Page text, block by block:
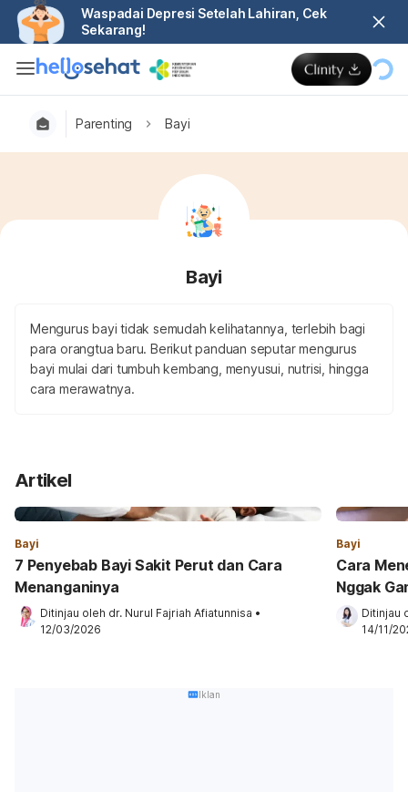
Waspadai Depresi Setelah Lahiran, Cek
Sekarang!
Parenting Bayi
Bayi
Mengurus bayi tidak semudah kelihatannya, terlebih bagi
para orangtua baru. Berikut panduan seputar mengurus
bayi mulai dari tumbuh kembang, menyusui, nutrisi, hingga
cara merawatnya.
Artikel
Bayi
7 Penyebab Bayi Sakit Perut dan Cara
Menanganinya
Ditinjau oleh dr. Nurul Fajriah Afiatunnisa •
12/03/2026
Bayi
Cara
Nggak
Ditinjau
14/11/
Iklan